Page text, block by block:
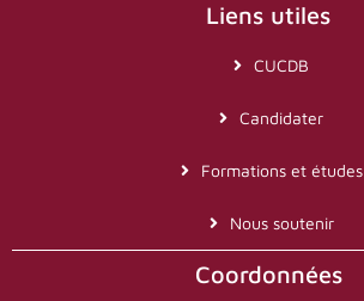
Liens utiles
CUCDB
Candidater
Formations et études
Nous soutenir
Coordonnées